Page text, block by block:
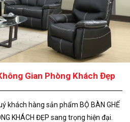
Gian Phòng Khách Đẹp
khách hàng sản phẩm BỘ BÀN GHẾ
KHÁCH ĐẸP sang trọng hiện đại.